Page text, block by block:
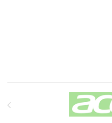
Carrusel de Marcas